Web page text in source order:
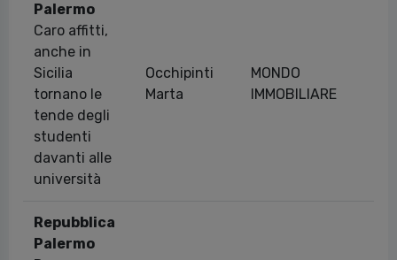
Palermo
Caro affitti,
anche in
Sicilia
tornano le
tende degli
studenti
davanti alle
università
Occhipinti
Marta
MONDO
IMMOBILIARE
Repubblica
Palermo